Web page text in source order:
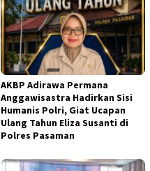
AKBP Adirawa Permana
Anggawisastra Hadirkan Sisi
Humanis Polri, Giat Ucapan
Ulang Tahun Eliza Susanti di
Polres Pasaman